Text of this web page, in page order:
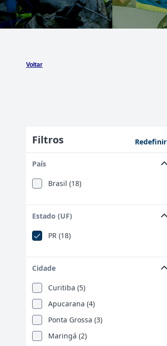
Voltar
Filtros Redefinir
País
Brasil (18)
Estado (UF)
PR (18)
Cidade
Curitiba (5)
Apucarana (4)
Ponta Grossa (3)
Maringá (2)